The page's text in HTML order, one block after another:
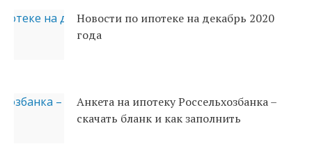
Новости по ипотеке на декабрь 2020
года
Анкета на ипотеку Россельхозбанка –
скачать бланк и как заполнить